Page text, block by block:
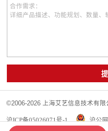
合作需求：
详细产品描述、功能规划、数量、
©2006-2026 上海艾艺信息技术有
沪ICP备05026071号-1 沪公